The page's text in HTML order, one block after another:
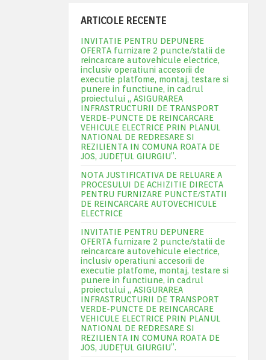
ARTICOLE RECENTE
INVITATIE PENTRU DEPUNERE
OFERTA furnizare 2 puncte/statii de
reincarcare autovehicule electrice,
inclusiv operatiuni accesorii de
executie platfome, montaj, testare si
punere in functiune, in cadrul
proiectului „ ASIGURAREA
INFRASTRUCTURII DE TRANSPORT
VERDE-PUNCTE DE REINCARCARE
VEHICULE ELECTRICE PRIN PLANUL
NATIONAL DE REDRESARE SI
REZILIENTA IN COMUNA ROATA DE
JOS, JUDEŢUL GIURGIU”.
NOTA JUSTIFICATIVA DE RELUARE A
PROCESULUI DE ACHIZITIE DIRECTA
PENTRU FURNIZARE PUNCTE/STATII
DE REINCARCARE AUTOVECHICULE
ELECTRICE
INVITATIE PENTRU DEPUNERE
OFERTA furnizare 2 puncte/statii de
reincarcare autovehicule electrice,
inclusiv operatiuni accesorii de
executie platfome, montaj, testare si
punere in functiune, in cadrul
proiectului „ ASIGURAREA
INFRASTRUCTURII DE TRANSPORT
VERDE-PUNCTE DE REINCARCARE
VEHICULE ELECTRICE PRIN PLANUL
NATIONAL DE REDRESARE SI
REZILIENTA IN COMUNA ROATA DE
JOS, JUDEŢUL GIURGIU”.